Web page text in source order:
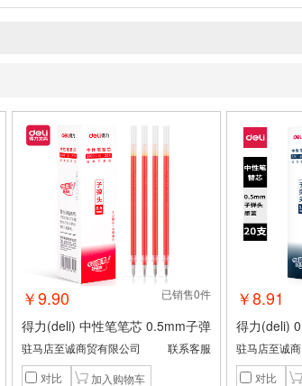
已销售0件
￥9.90
得力(deli) 中性笔笔芯 0.5mm子弹
头替芯 (6600/33109/Q7适用 )红
色20支/盒 S760
驻马店至诚商贸有限公司
联系客服
对比
￥8.91
得力(deli)
子弹头签
09/Q7适用
驻马店至诚
对比